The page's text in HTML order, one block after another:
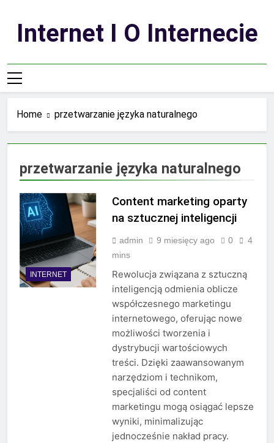
contentInternet I O Internecie
Home przetwarzanie języka naturalnego
przetwarzanie języka naturalnego
INTERNET
Content marketing oparty
na sztucznej inteligencji
admin 9 miesięcy ago 0
4
mins
Rewolucja związana z sztuczną
inteligencją odmienia oblicze
współczesnego marketingu
internetowego, oferując nowe
możliwości tworzenia i
dystrybucji wartościowych
treści. Dzięki zaawansowanym
narzędziom i technikom,
specjaliści od content
marketingu mogą osiągać lepsze
wyniki, minimalizując
jednocześnie nakład pracy.